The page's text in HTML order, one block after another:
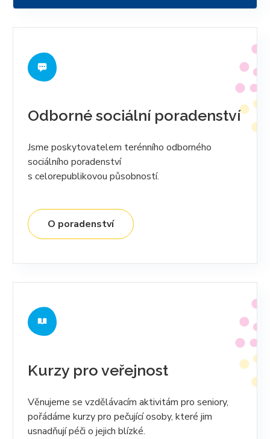
Odborné sociální poradenství
Jsme poskytovatelem terénního odborného
sociálního poradenství
s celorepublikovou působností.
O poradenství
Kurzy pro veřejnost
Věnujeme se vzdělávacím aktivitám pro seniory,
pořádáme kurzy pro pečující osoby, které jim
usnadňují péči o jejich blízké.